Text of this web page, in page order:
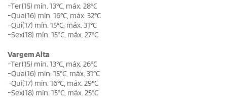
-Ter(15) mín. 13°C, máx. 28°C
-Qua(16) mín. 16°C, máx. 32°C
-Qui(17) mín. 15°C, máx. 31°C
-Sex(18) mín. 15°C, máx. 27°C
Vargem Alta
-Ter(15) mín. 13°C, máx. 26°C
-Qua(16) mín. 15°C, máx. 31°C
-Qui(17) mín. 16°C, máx. 29°C
-Sex(18) mín. 15°C, máx. 25°C